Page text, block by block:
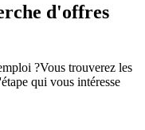
d'offres
?Vous trouverez les
qui vous intéresse